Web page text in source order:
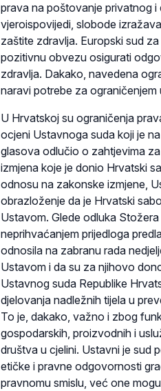
prava na poštovanje privatnog
vjeroispovijedi, slobode
zaštite zdravlja. Europski sud
pozitivnu obvezu osigurati
zdravlja. Dakako, navedena
naravi potrebe za
U Hrvatskoj su ograničenja
ocjeni Ustavnoga suda koji je
glasova odlučio o zahtjevima
izmjena koje je donio Hrvatski
odnosu na zakonske izmjene,
obrazloženje da je Hrvatski
Ustavom. Glede odluka
neprihvaćanjem prijedloga
odnosila na zabranu rada
Ustavom i da su za njihovo
Ustavnog suda Republike
djelovanja nadležnih tijela u
To je, dakako, važno i zbog
gospodarskih, proizvodnih i
društva u cjelini. Ustavni je sud
etičke i pravne odgovornosti
pravnomu smislu, već one